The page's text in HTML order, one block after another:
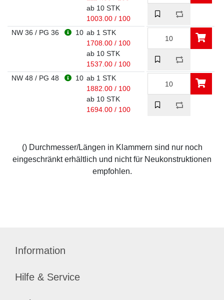
ab 10 STK
1003.00 / 100
NW 36 / PG 36
10 ab 1 STK
1708.00 / 100
ab 10 STK
1537.00 / 100
NW 48 / PG 48
10 ab 1 STK
1882.00 / 100
ab 10 STK
1694.00 / 100
() Durchmesser/Längen in Klammern sind nur noch
eingeschränkt erhältlich und nicht für Neukonstruktionen
empfohlen.
Information
Hilfe & Service